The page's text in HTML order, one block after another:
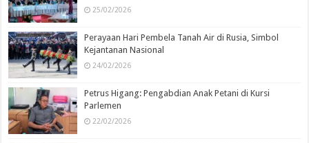
25/02/2026
Perayaan Hari Pembela Tanah Air di Rusia, Simbol
Kejantanan Nasional
24/02/2026
Petrus Higang: Pengabdian Anak Petani di Kursi
Parlemen
22/02/2026